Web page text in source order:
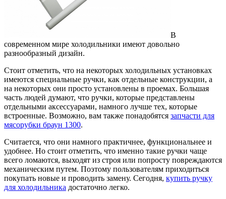
В
современном мире холодильники имеют довольно
разнообразный дизайн.
Стоит отметить, что на некоторых холодильных установках
имеются специальные ручки, как отдельные конструкции, а
на некоторых они просто установлены в проемах. Большая
часть людей думают, что ручки, которые представлены
отдельными аксессуарами, намного лучше тех, которые
встроенные. Возможно, вам также понадобятся запчасти для
мясорубки браун 1300.
Считается, что они намного практичнее, функциональнее и
удобнее. Но стоит отметить, что именно такие ручки чаще
всего ломаются, выходят из строя или попросту повреждаются
механическим путем. Поэтому пользователям приходиться
покупать новые и проводить замену. Сегодня, купить ручку
для холодильника достаточно легко.